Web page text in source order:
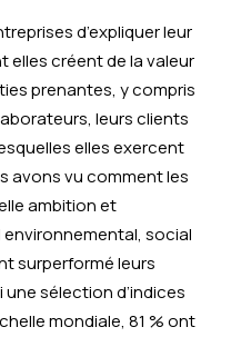
d’expliquer leur
elles créent de la valeur
prenantes, y compris
leurs clients
elles exercent
avons vu comment les
ambition et
social
surperformé leurs
sélection d’indices
mondiale, 81 % ont